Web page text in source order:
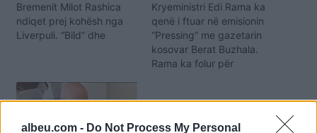
albeu.com - Do Not Process My Personal
Bremenit Milot Rashica
ndiqet prej kohësh nga
Liverpuli. “Bild” dhe
po mendon të transferojë
23-vjeçarin në “Anfild
Kryeministri Edi Rama ka
qenë i ftuar në emisionin
“Pressing” me gazetarin
kosovar Berat Buzhala.
Rama ka folur për
shprehur se kreu i LDK-së,